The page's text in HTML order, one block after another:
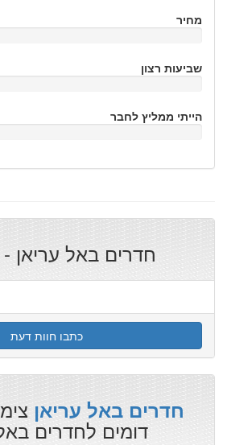
מחיר
שביעות רצון
הייתי ממליץ לחבר
חדרים באל עריאן -
כתבו חוות דעת
חדרים באל עריאן
דומים לחדרים